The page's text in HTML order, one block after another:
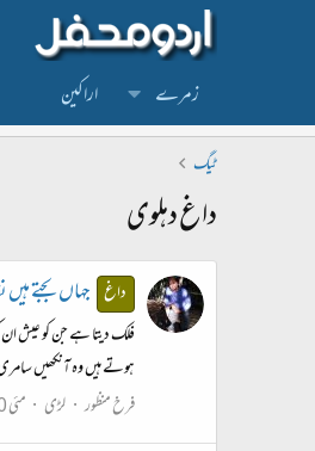
زمرے اراکین
ٹیگ
داغ دہلوی
داغ جہاں بجتے
فلک دیتا ہے جن کو عیش
ہوتے ہیں وہ آنکھیں
فرخ منظور لڑی مئی 10، 2020